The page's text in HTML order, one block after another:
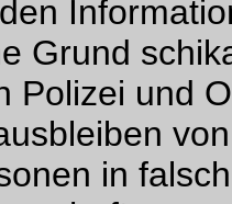
Grund
Polizei und
in